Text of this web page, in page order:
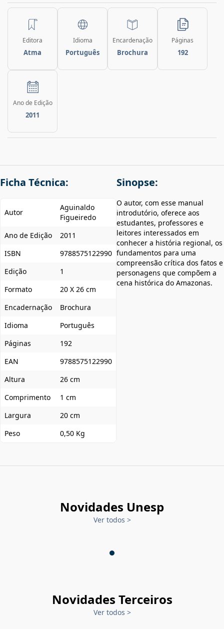
Editora
Atma
Idioma
Português
Encardenação
Brochura
Páginas
192
Ano de Edição
2011
Ficha Técnica:
Autor
Aguinaldo
Figueiredo
Ano de Edição
2011
ISBN
9788575122990
Edição
1
Formato
20 X 26 cm
Encadernação
Brochura
Idioma
Português
Páginas
192
EAN
9788575122990
Altura
26 cm
Comprimento
1 cm
Largura
20 cm
Peso
0,50 Kg
Sinopse:
O autor, com esse manual
introdutório, oferece aos
estudantes, professores e
leitores interessados em
conhecer a história regional, os
fundamentos para uma
compreensão crítica dos fatos e
personagens que compõem a
cena histórica do Amazonas.
Novidades Unesp
Ver todos >
Novidades Terceiros
Ver todos >